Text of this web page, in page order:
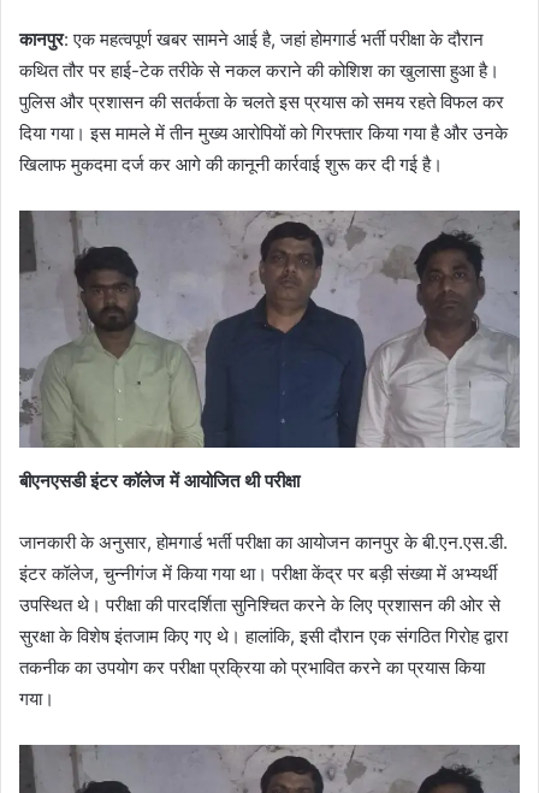
कानपुर: एक महत्वपूर्ण खबर सामने आई है, जहां होमगार्ड भर्ती परीक्षा के दौरान
कथित तौर पर हाई-टेक तरीके से नकल कराने की कोशिश का खुलासा हुआ है।
पुलिस और प्रशासन की सतर्कता के चलते इस प्रयास को समय रहते विफल कर
दिया गया। इस मामले में तीन मुख्य आरोपियों को गिरफ्तार किया गया है और उनके
खिलाफ मुकदमा दर्ज कर आगे की कानूनी कार्रवाई शुरू कर दी गई है।
बीएनएसडी इंटर कॉलेज में आयोजित थी परीक्षा
जानकारी के अनुसार, होमगार्ड भर्ती परीक्षा का आयोजन कानपुर के बी.एन.एस.डी.
इंटर कॉलेज, चुन्नीगंज में किया गया था। परीक्षा केंद्र पर बड़ी संख्या में अभ्यर्थी
उपस्थित थे। परीक्षा की पारदर्शिता सुनिश्चित करने के लिए प्रशासन की ओर से
सुरक्षा के विशेष इंतजाम किए गए थे। हालांकि, इसी दौरान एक संगठित गिरोह द्वारा
तकनीक का उपयोग कर परीक्षा प्रक्रिया को प्रभावित करने का प्रयास किया
गया।